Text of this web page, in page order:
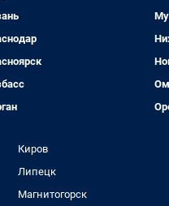
Киров
Липецк
Магнитогорск